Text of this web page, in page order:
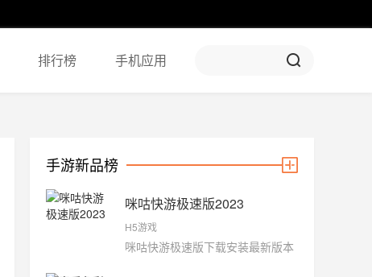
排行榜 手机应用
手游新品榜
咪咕快游极速版2023
H5游戏
咪咕快游极速版下载安装最新版本